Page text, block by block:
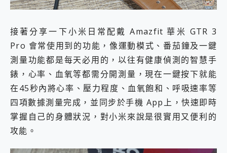
接著分享一下小米日常配戴 Amazfit 華米 GTR 3
Pro 會常使用到的功能，像運動模式、番茄鐘及一鍵
測量功能都是每天必用的，以往有健康偵測的智慧手
錶，心率、血氧等都需分開測量，現在一鍵按下就能
在45秒內將心率、壓力程度、血氧飽和、呼吸速率等
四項數據測量完成，並同步於手機 App上，快速即時
掌握自己的身體狀況，對小米來說是很實用又便利的
攻能。